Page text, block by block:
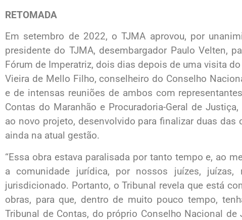
RETOMADA
Em setembro de 2022, o TJMA aprovou, por
presidente do TJMA, desembargador Paulo Velten,
Fórum de Imperatriz, dois dias depois de uma visita
Vieira de Mello Filho, conselheiro do Conselho
e de intensas reuniões de ambos com
Contas do Maranhão e Procuradoria-Geral de
ao novo projeto, desenvolvido para finalizar duas das
ainda na atual gestão.
“Essa obra estava paralisada por tanto tempo e, ao
a comunidade jurídica, por nossos juízes, juízas,
jurisdicionado. Portanto, o Tribunal revela que está
obras, para que, dentro de muito pouco tempo,
Tribunal de Contas, do próprio Conselho Nacional